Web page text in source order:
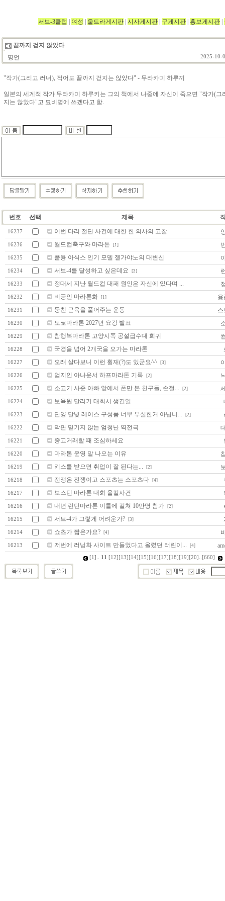
서브-3클럽 여성 울트라게시판 시사게시판 구게시판 홍보게시판
끝까지 걷지 않았다
명언
2025-10-
"작가(그리고 러너), 적어도 끝까지 걷지는 않았다" - 무라카미 하루끼
일본의 세계적 작가 무라카미 하루키는 그의 책에서 나중에 자신이 죽으면 "작가(그
지는 않았다"고 묘비명에 쓰겠다고 함.
번호 선택 제목
16237 이번 다리 절단 사건에 대한 한 의사의 고찰
16236 월드컵축구와 마라톤 [1]
16235 풀용 아식스 인기 모델 젤가야노의 대변신
16234 서브-4를 달성하고 싶은데요 [3]
16233 정대세 지난 월드컵 대패 원인은 자신에 있다며 ...
16232 비공인 마라톤화 [1] 용
16231 뭉친 근육을 풀어주는 운동 스
16230 도쿄마라톤 2027년 요강 발표
16229 참행복마라톤 고양시쪽 공설급수대 희귀
16228 국경을 넘어 2개국을 오가는 마라톤
16227 오래 살다보니 이런 횡재(?)도 있군요^^ [3]
16226 엄지인 아나운서 하프마라톤 기록 [2]
16225 소고기 사준 아빠 앞에서 폰만 본 친구들, 손절... [2]
16224 보육원 달리기 대회서 생긴일
16223 단양 달빛 레이스 구성품 너무 부실한거 아닙니... [2]
16222 막판 믿기지 않는 엄청난 역전극
16221 중고거래할 때 조심하세요
16220 마라톤 운영 말 나오는 이유
16219 키스를 받으면 취업이 잘 된다는... [2]
16218 전쟁은 전쟁이고 스포츠는 스포츠다 [4]
16217 보스턴 마라톤 대회 올킬사건
16216 내년 런던마라톤 이틀에 걸쳐 10만명 참가 [2]
16215 서브-4가 그렇게 어려운가? [3]
16214 쇼츠가 짧은가요? [4]
16213 저번에 러닝화 사이트 만들었다고 올렸던 러린이... [4]
[1] 11 [12] [13] [14] [15] [16] [17] [18] [19] [20] [660]